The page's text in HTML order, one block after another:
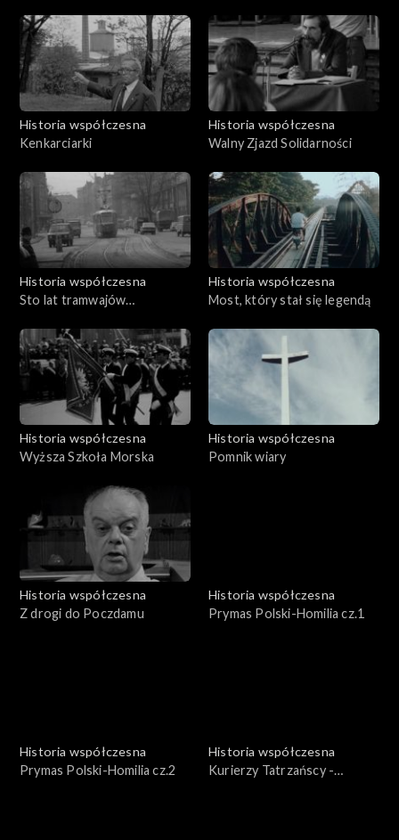
Historia współczesna
Kenkarciarki
Historia współczesna
Walny Zjazd Solidarności
Historia współczesna
Sto lat tramwajów
Historia współczesna
Most, który stał się legendą
Historia współczesna
Wyższa Szkoła Morska
Historia współczesna
Pomnik wiary
Historia współczesna
Z drogi do Poczdamu
Historia współczesna
Prymas Polski-Homilia cz.1
Historia współczesna
Prymas Polski-Homilia cz.2
Historia współczesna
Kurierzy Tatrzańscy -